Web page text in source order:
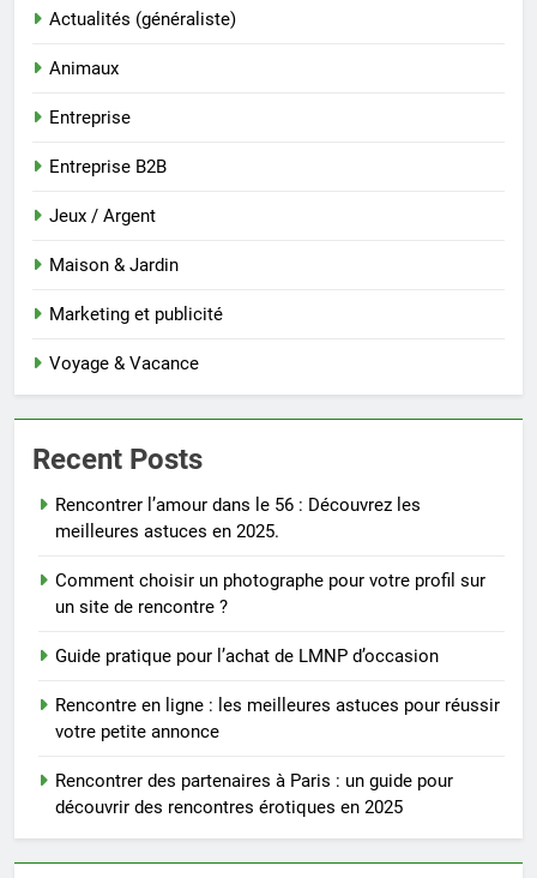
Actualités (généraliste)
Animaux
Entreprise
Entreprise B2B
Jeux / Argent
Maison & Jardin
Marketing et publicité
Voyage & Vacance
Recent Posts
Rencontrer l’amour dans le 56 : Découvrez les
meilleures astuces en 2025.
Comment choisir un photographe pour votre profil sur
un site de rencontre ?
Guide pratique pour l’achat de LMNP d’occasion
Rencontre en ligne : les meilleures astuces pour réussir
votre petite annonce
Rencontrer des partenaires à Paris : un guide pour
découvrir des rencontres érotiques en 2025